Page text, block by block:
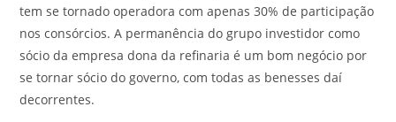
tem se tornado operadora com apenas 30% de participação
nos consórcios. A permanência do grupo investidor como
sócio da empresa dona da refinaria é um bom negócio por
se tornar sócio do governo, com todas as benesses daí
decorrentes.